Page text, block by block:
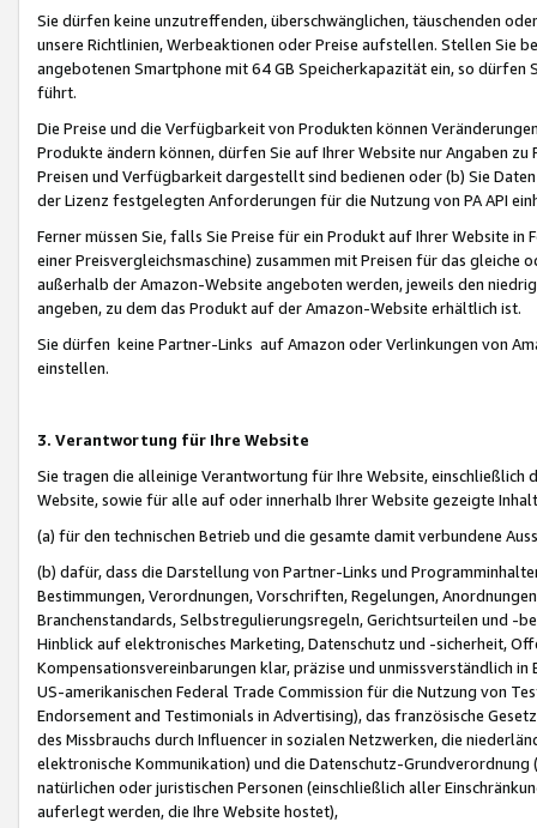
Sie dürfen keine unzutreffenden, überschwänglichen, täuschenden
unsere Richtlinien, Werbeaktionen oder Preise aufstellen. Stellen Sie
angebotenen Smartphone mit 64 GB Speicherkapazität ein, so dürfen
führt.
Die Preise und die Verfügbarkeit von Produkten können
Produkte ändern können, dürfen Sie auf Ihrer Website nur Angaben
Preisen und Verfügbarkeit dargestellt sind bedienen oder (b) Sie
der Lizenz festgelegten Anforderungen für die Nutzung von PA API
Ferner müssen Sie, falls Sie Preise für ein Produkt auf Ihrer Website
einer Preisvergleichsmaschine) zusammen mit Preisen für das
außerhalb der Amazon-Website angeboten werden, jeweils den
angeben, zu dem das Produkt auf der Amazon-Website erhältlich ist.
Sie dürfen keine Partner-Links auf Amazon oder Verlinkungen von
einstellen.
3. Verantwortung für Ihre Website
Sie tragen die alleinige Verantwortung für Ihre Website,
Website, sowie für alle auf oder innerhalb Ihrer Website gezeigte
(a) für den technischen Betrieb und die gesamte damit verbundene
(b) dafür, dass die Darstellung von Partner-Links und
Bestimmungen, Verordnungen, Vorschriften, Regelungen,
Branchenstandards, Selbstregulierungsregeln, Gerichtsurteilen und -
Hinblick auf elektronisches Marketing, Datenschutz und -sicherheit,
Kompensationsvereinbarungen klar, präzise und unmissverständlich
US-amerikanischen Federal Trade Commission für die Nutzung von
Endorsement and Testimonials in Advertising), das französische
des Missbrauchs durch Influencer in sozialen Netzwerken, die
elektronische Kommunikation) und die Datenschutz-
natürlichen oder juristischen Personen (einschließlich aller
auferlegt werden, die Ihre Website hostet),